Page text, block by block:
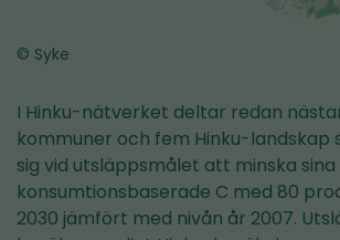
© Syke
I Hinku-nätverket deltar redan
kommuner och fem Hinku-landskap
sig vid utsläppsmålet att minska sina
konsumtionsbaserade C med 80
2030 jämfört med nivån år 2007.